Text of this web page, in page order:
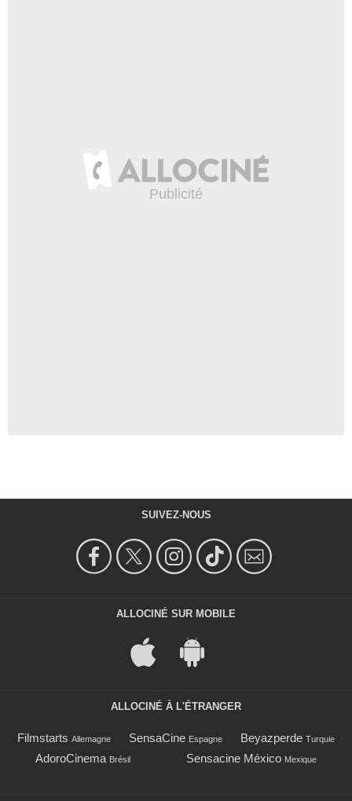
SUIVEZ-NOUS
ALLOCINÉ SUR MOBILE
ALLOCINÉ À L'ÉTRANGER
Filmstarts Allemagne SensaCine Espagne Beyazperde Turquie
AdoroCinema Brésil Sensacine México Mexique